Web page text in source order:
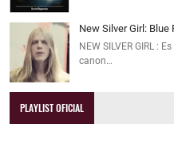
New Silver Girl: Blue
NEW SILVER GIRL :
canon…
PLAYLIST OFICIAL